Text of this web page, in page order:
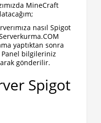
MineCraft
nasıl Spigot
yaptıktan sonra
bilgileriniz
gönderilir.
Spigot